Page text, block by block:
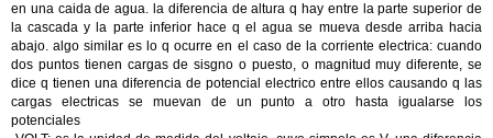
en una caida de agua. la diferencia de altura q hay entre la parte superior de
la cascada y la parte inferior hace q el agua se mueva desde arriba hacia
abajo. algo similar es lo q ocurre en el caso de la corriente electrica: cuando
dos puntos tienen cargas de sisgno o puesto, o magnitud muy diferente, se
dice q tienen una diferencia de potencial electrico entre ellos causando q las
cargas electricas se muevan de un punto a otro hasta igualarse los
potenciales